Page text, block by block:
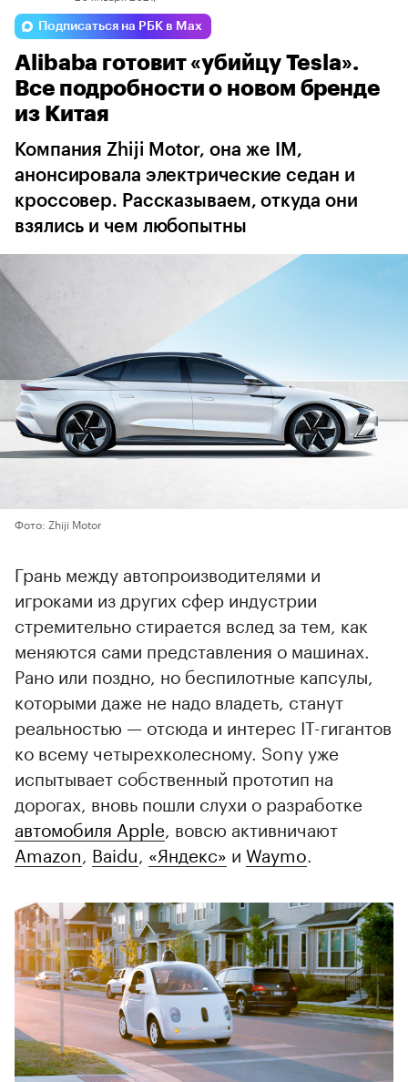
Geely Omoda Changan
Подписаться на РБК в Max
Alibaba готовит «убийцу Tesla».
Все подробности о новом бренде
из Китая
Компания Zhiji Motor, она же IM,
анонсировала электрические седан и
кроссовер. Рассказываем, откуда они
взялись и чем любопытны
Фото: Zhiji Motor
Грань между автопроизводителями и
игроками из других сфер индустрии
стремительно стирается вслед за тем, как
меняются сами представления о машинах.
Рано или поздно, но беспилотные капсулы,
которыми даже не надо владеть, станут
реальностью — отсюда и интерес IT-гигантов
ко всему четырехколесному. Sony уже
испытывает собственный прототип на
дорогах, вновь пошли слухи о разработке
автомобиля Apple , вовсю активничают
Amazon Baidu «Яндекс» и Waymo